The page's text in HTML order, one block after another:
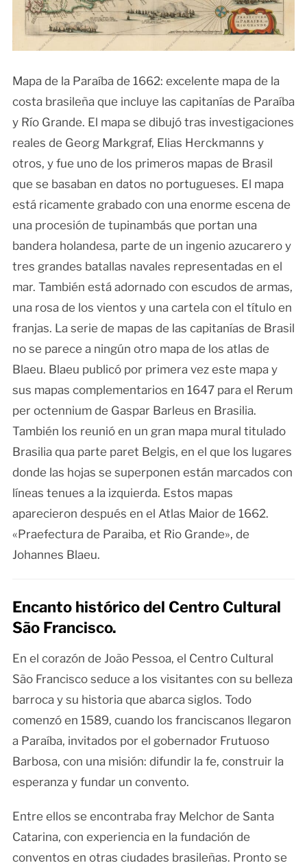
Mapa de la Paraíba de 1662: excelente mapa de la
costa brasileña que incluye las capitanías de Paraíba
y Río Grande. El mapa se dibujó tras investigaciones
reales de Georg Markgraf, Elias Herckmanns y
otros, y fue uno de los primeros mapas de Brasil
que se basaban en datos no portugueses. El mapa
está ricamente grabado con una enorme escena de
una procesión de tupinambás que portan una
bandera holandesa, parte de un ingenio azucarero y
tres grandes batallas navales representadas en el
mar. También está adornado con escudos de armas,
una rosa de los vientos y una cartela con el título en
franjas. La serie de mapas de las capitanías de Brasil
no se parece a ningún otro mapa de los atlas de
Blaeu. Blaeu publicó por primera vez este mapa y
sus mapas complementarios en 1647 para el Rerum
per octennium de Gaspar Barleus en Brasilia.
También los reunió en un gran mapa mural titulado
Brasilia qua parte paret Belgis, en el que los lugares
donde las hojas se superponen están marcados con
líneas tenues a la izquierda. Estos mapas
aparecieron después en el Atlas Maior de 1662.
«Praefectura de Paraiba, et Rio Grande», de
Johannes Blaeu.
Encanto histórico del Centro Cultural
São Francisco.
En el corazón de João Pessoa, el Centro Cultural
São Francisco seduce a los visitantes con su belleza
barroca y su historia que abarca siglos. Todo
comenzó en 1589, cuando los franciscanos llegaron
a Paraíba, invitados por el gobernador Frutuoso
Barbosa, con una misión: difundir la fe, construir la
esperanza y fundar un convento.
Entre ellos se encontraba fray Melchor de Santa
Catarina, con experiencia en la fundación de
conventos en otras ciudades brasileñas. Pronto se